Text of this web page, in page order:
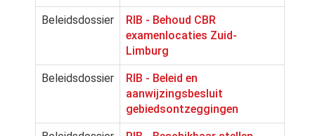
Beleidsdossier
RIB - Behoud CBR
examenlocaties Zuid-
Limburg
Beleidsdossier
RIB - Beleid en
aanwijzingsbesluit
gebiedsontzeggingen